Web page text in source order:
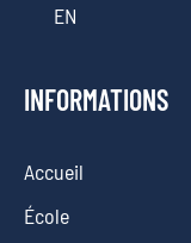
EN
INFORMATIONS
Accueil
École